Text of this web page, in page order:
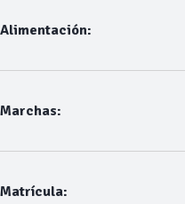
Alimentación:
Marchas:
Matrícula: